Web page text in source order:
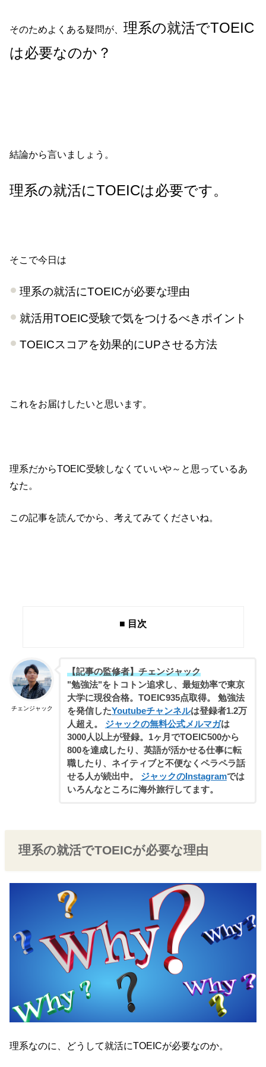
そのためよくある疑問が、理系の就活でTOEIC
は必要なのか？
結論から言いましょう。
理系の就活にTOEICは必要です。
そこで今日は
理系の就活にTOEICが必要な理由
就活用TOEIC受験で気をつけるべきポイント
TOEICスコアを効果的にUPさせる方法
これをお届けしたいと思います。
理系だからTOEIC受験しなくていいや～と思っているあ
なた。
この記事を読んでから、考えてみてくださいね。
■ 目次
チェンジャック
【記事の監修者】チェンジャック
"勉強法"をトコトン追求し、最短効率で東京
大学に現役合格。TOEIC935点取得。 勉強法
を発信したYoutubeチャンネルは登録者1.2万
人超え。 ジャックの無料公式メルマガは
3000人以上が登録。1ヶ月でTOEIC500から
800を達成したり、英語が活かせる仕事に転
職したり、ネイティブと不便なくペラペラ話
せる人が続出中。 ジャックのInstagramでは
いろんなところに海外旅行してます。
理系の就活でTOEICが必要な理由
理系なのに、どうして就活にTOEICが必要なのか。